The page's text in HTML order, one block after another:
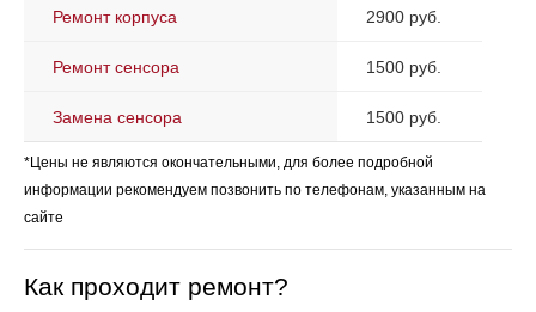
Ремонт корпуса 2900 руб.
Ремонт сенсора 1500 руб.
Замена сенсора 1500 руб.
*Цены не являются окончательными, для более подробной
информации рекомендуем позвонить по телефонам, указанным на
сайте
Как проходит ремонт?